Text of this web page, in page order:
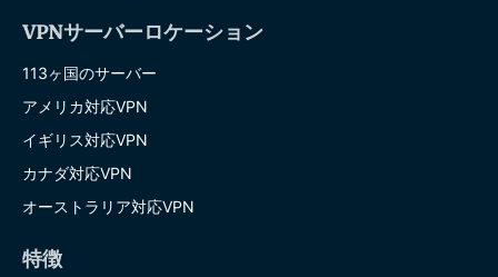
VPNサーバーロケーション
113ヶ国のサーバー
アメリカ対応VPN
イギリス対応VPN
カナダ対応VPN
オーストラリア対応VPN
特徴